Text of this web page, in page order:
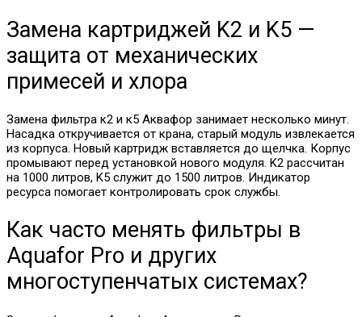
Замена картриджей K2 и K5 —
защита от механических
примесей и хлора
Замена фильтра к2 и к5 Аквафор занимает несколько минут.
Насадка откручивается от крана, старый модуль извлекается
из корпуса. Новый картридж вставляется до щелчка. Корпус
промывают перед установкой нового модуля. K2 рассчитан
на 1000 литров, K5 служит до 1500 литров. Индикатор
ресурса помогает контролировать срок службы.
Как часто менять фильтры в
Aquafor Pro и других
многоступенчатых системах?